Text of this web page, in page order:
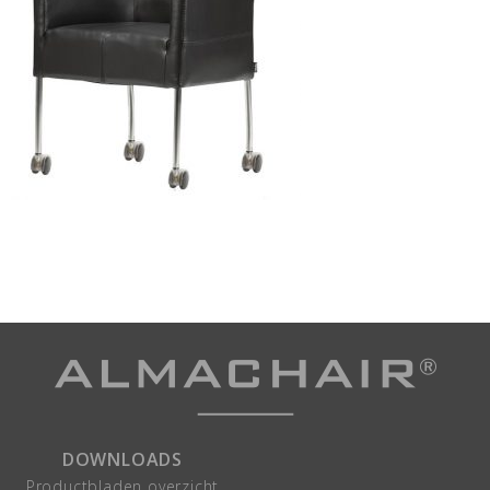
DOWNLOADS
Productbladen overzicht